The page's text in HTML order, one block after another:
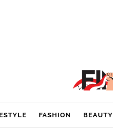
FASHION BEAUTY